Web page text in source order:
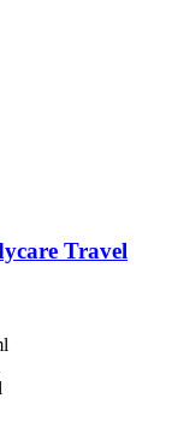
Travel